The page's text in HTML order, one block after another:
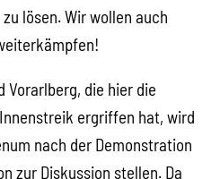
lösen. Wir wollen auch
Vorarlberg, die hier die
ergriffen hat, wird
nach der Demonstration
zur Diskussion stellen. Da